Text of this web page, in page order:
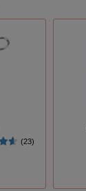
(23)